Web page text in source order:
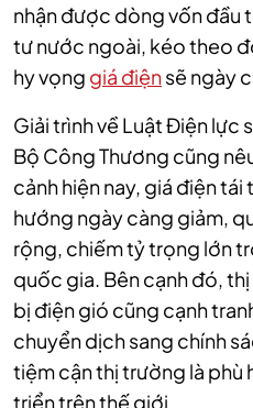
nhận được dòng vốn đầu
tư nước ngoài, kéo theo
hy vọng giá điệnsẽ ngày
Giải trình về Luật Điện lực
Bộ Công Thương cũng
cảnh hiện nay, giá điện
hướng ngày càng giảm,
rộng, chiếm tỷ trọng lớn
quốc gia. Bên cạnh đó,
bị điện gió cũng cạnh
chuyển dịch sang chính
tiệm cận thị trường là phù
triển trên thế giới.